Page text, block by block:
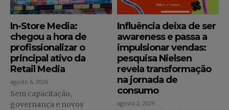
In-Store Media:
chegou a hora de
profissionalizar o
principal ativo da
Retail Media
agosto 6, 2026
Sem capacitação,
governança e novos
Influência deixa de ser
awareness e passa a
impulsionar vendas:
pesquisa Nielsen
revela transformação
na jornada de
consumo
agosto 2, 2026